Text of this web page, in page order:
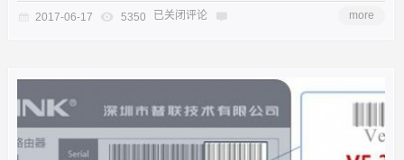
2017-06-17 5350 已关闭评论 more